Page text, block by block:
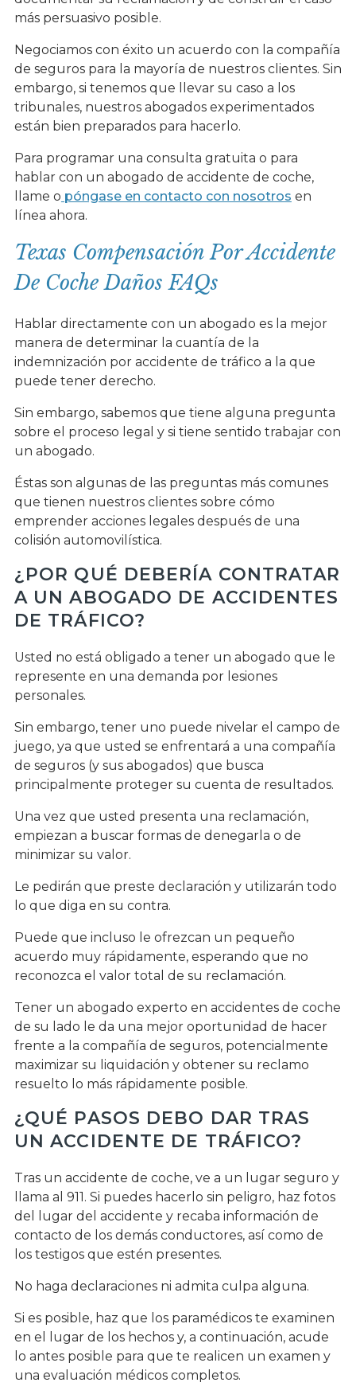
más persuasivo posible.
Negociamos con éxito un acuerdo con la compañía
de seguros para la mayoría de nuestros clientes. Sin
embargo, si tenemos que llevar su caso a los
tribunales, nuestros abogados experimentados
están bien preparados para hacerlo.
Para programar una consulta gratuita o para
hablar con un abogado de accidente de coche,
llame o póngase en contacto con nosotros en
línea ahora.
Texas Compensación Por Accidente
De Coche Daños FAQs
Hablar directamente con un abogado es la mejor
manera de determinar la cuantía de la
indemnización por accidente de tráfico a la que
puede tener derecho.
Sin embargo, sabemos que tiene alguna pregunta
sobre el proceso legal y si tiene sentido trabajar con
un abogado.
Éstas son algunas de las preguntas más comunes
que tienen nuestros clientes sobre cómo
emprender acciones legales después de una
colisión automovilística.
¿POR QUÉ DEBERÍA CONTRATAR
A UN ABOGADO DE ACCIDENTES
DE TRÁFICO?
Usted no está obligado a tener un abogado que le
represente en una demanda por lesiones
personales.
Sin embargo, tener uno puede nivelar el campo de
juego, ya que usted se enfrentará a una compañía
de seguros (y sus abogados) que busca
principalmente proteger su cuenta de resultados.
Una vez que usted presenta una reclamación,
empiezan a buscar formas de denegarla o de
minimizar su valor.
Le pedirán que preste declaración y utilizarán todo
lo que diga en su contra.
Puede que incluso le ofrezcan un pequeño
acuerdo muy rápidamente, esperando que no
reconozca el valor total de su reclamación.
Tener un abogado experto en accidentes de coche
de su lado le da una mejor oportunidad de hacer
frente a la compañía de seguros, potencialmente
maximizar su liquidación y obtener su reclamo
resuelto lo más rápidamente posible.
¿QUÉ PASOS DEBO DAR TRAS
UN ACCIDENTE DE TRÁFICO?
Tras un accidente de coche, ve a un lugar seguro y
llama al 911. Si puedes hacerlo sin peligro, haz fotos
del lugar del accidente y recaba información de
contacto de los demás conductores, así como de
los testigos que estén presentes.
No haga declaraciones ni admita culpa alguna.
Si es posible, haz que los paramédicos te examinen
en el lugar de los hechos y, a continuación, acude
lo antes posible para que te realicen un examen y
una evaluación médicos completos.